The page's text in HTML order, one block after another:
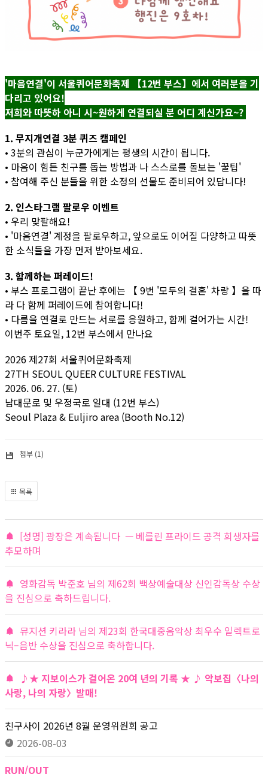
'마음연결'이 서울퀴어문화축제 【12번 부스】에서 여러분을 기
다리고 있어요!
저희와 따뜻하 아니 시~원하게 연결되실 분 어디 계신가요~?
1. 무지개연결 3분 퀴즈 캠페인
• 3분의 관심이 누군가에게는 평생의 시간이 됩니다.
• 마음이 힘든 친구를 돕는 방법과 나 스스로를 돌보는 '꿀팁'
• 참여해 주신 분들을 위한 소정의 선물도 준비되어 있답니다!
2. 인스타그램 팔로우 이벤트
• 우리 맞팔해요!
• '마음연결' 계정을 팔로우하고, 앞으로도 이어질 다양하고 따뜻
한 소식들을 가장 먼저 받아보세요.
3. 함께하는 퍼레이드!
• 부스 프로그램이 끝난 후에는 【 9번 '모두의 결혼' 차량 】을 따
라 다 함께 퍼레이드에 참여합니다!
• 다름을 연결로 만드는 서로를 응원하고, 함께 걸어가는 시간!
이번주 토요일, 12번 부스에서 만나요
2026 제27회 서울퀴어문화축제
27TH SEOUL QUEER CULTURE FESTIVAL
2026. 06. 27. (토)
남대문로 및 우정국로 일대 (12번 부스)
Seoul Plaza & Euljiro area (Booth No.12)
첨부 (1)
목록
[성명] 광장은 계속됩니다 — 베를린 프라이드 공격 희생자를
추모하며
영화감독 박준호 님의 제62회 백상예술대상 신인감독상 수상
을 진심으로 축하드립니다.
뮤지션 키라라 님의 제23회 한국대중음악상 최우수 일렉트로
닉–음반 수상을 진심으로 축하합니다.
♪★ 지보이스가 걸어온 20여 년의 기록 ★ ♪ 악보집〈나의
사랑, 나의 자랑〉발매!
친구사이 2026년 8월 운영위원회 공고
2026-08-03
RUN/OUT